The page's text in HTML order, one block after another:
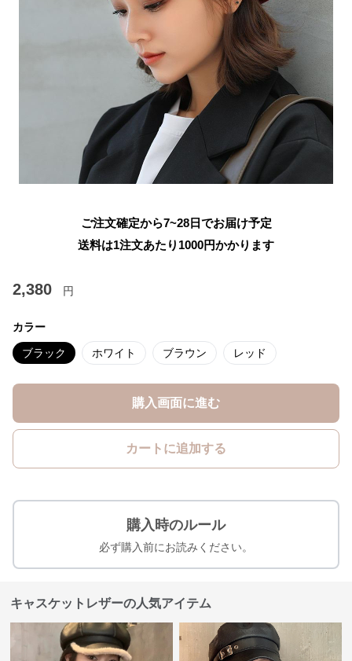
ご注文確定から7~28日でお届け予定
送料は1注文あたり 1000円かかります
2,380 円
カラー
ブラック ホワイト ブラウン レッド
購入画面に進む
カートに追加する
購入時のルール
必ず購入前にお読みください。
キャスケットレザーの人気アイテム